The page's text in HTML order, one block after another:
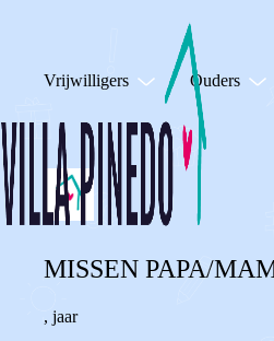
Vrijwilligers Ouders
MISSEN PAPA/
, jaar